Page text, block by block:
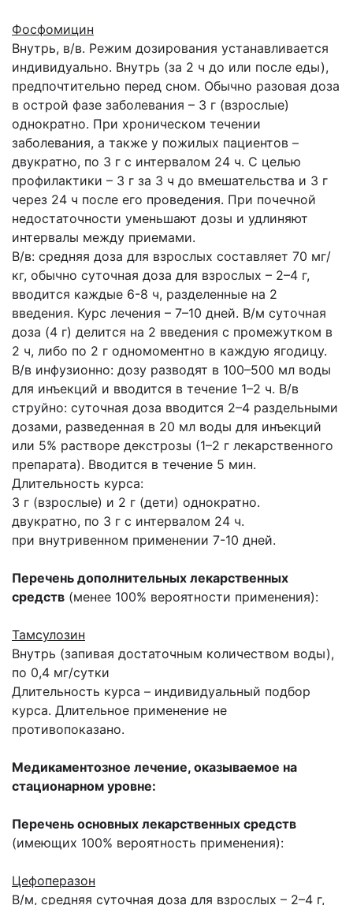
Фосфомицин
Внутрь, в/в. Режим дозирования устанавливается
индивидуально. Внутрь (за 2 ч до или после еды),
предпочтительно перед сном. Обычно разовая доза
в острой фазе заболевания – 3 г (взрослые)
однократно. При хроническом течении
заболевания, а также у пожилых пациентов –
двукратно, по 3 г с интервалом 24 ч. С целью
профилактики – 3 г за 3 ч до вмешательства и 3 г
через 24 ч после его проведения. При почечной
недостаточности уменьшают дозы и удлиняют
интервалы между приемами.
В/в: средняя доза для взрослых составляет 70 мг/
кг, обычно суточная доза для взрослых – 2–4 г,
вводится каждые 6-8 ч, разделенные на 2
введения. Курс лечения – 7–10 дней. В/м суточная
доза (4 г) делится на 2 введения с промежутком в
2 ч, либо по 2 г одномоментно в каждую ягодицу.
В/в инфузионно: дозу разводят в 100–500 мл воды
для инъекций и вводится в течение 1–2 ч. В/в
струйно: суточная доза вводится 2–4 раздельными
дозами, разведенная в 20 мл воды для инъекций
или 5% растворе декстрозы (1–2 г лекарственного
препарата). Вводится в течение 5 мин.
Длительность курса:
3 г (взрослые) и 2 г (дети) однократно.
двукратно, по 3 г с интервалом 24 ч.
при внутривенном применении 7-10 дней.
Перечень дополнительных лекарственных
средств (менее 100% вероятности применения):
Тамсулозин
Внутрь (запивая достаточным количеством воды),
по 0,4 мг/сутки
Длительность курса – индивидуальный подбор
курса. Длительное применение не
противопоказано.
Медикаментозное лечение, оказываемое на
стационарном уровне:
Перечень основных лекарственных средств
(имеющих 100% вероятность применения):
Цефоперазон
В/м, средняя суточная доза для взрослых – 2–4 г,